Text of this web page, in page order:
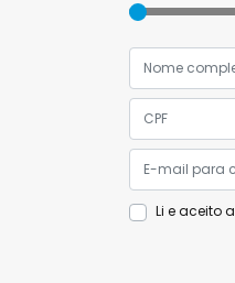
Li e aceito a